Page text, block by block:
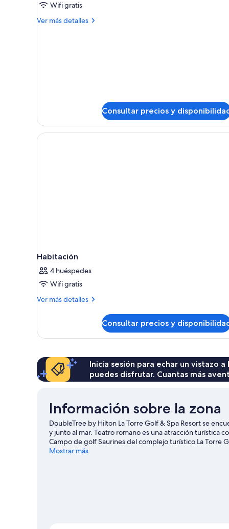
2
camas
Wifi gratis
Ver más detalles
Más
Consultar precios y
Habitación
4 huéspedes
Wifi gratis
Ver más detalles
Más
Consultar precios y
Inicia sesión para echar un vistazo
puedes disfrutar. Cuantas más
Información sobre la zona
DoubleTree by Hilton La Torre Golf & Spa Resort se
y junto al mar. Teatro romano es una atracción turística
Campo de golf Saurines del complejo turístico La Torre
acercarse a Campo de golf Peraleja Golf y Complejo
Mostrar más